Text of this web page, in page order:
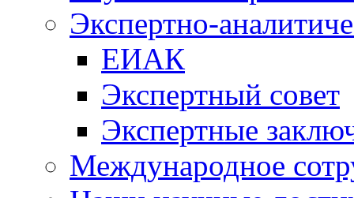
Экспертно-
ЕИАК
Экспертный совет
Экспертные
Международное